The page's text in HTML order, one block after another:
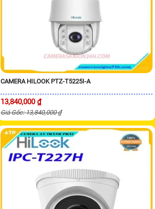
CAMERA HILOOK PTZ-T5225I-A
13,840,000 ₫
Giá Gốc: 13,840,000 ₫